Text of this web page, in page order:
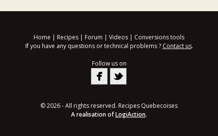
Home | Recipes | Forum | Videos | Conversions tools
If you have any questions or technical problems ? Contact us.
Follow us on
© 2026 - All rights reserved. Recipes Quebecoises
A realisation ofLogiAction.